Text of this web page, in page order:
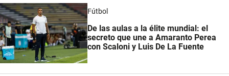
Fútbol
De las aulas a la élite mundial: el
secreto que une a Amaranto Perea
con Scaloni y Luis De La Fuente